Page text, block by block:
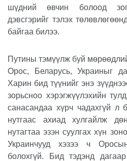
шүдний өвчин болоод
дэвсгэрийг тэлэх
байгаа билээ.
Путины тэмүүлж буй
Орос, Беларусь, Украиныг
Харин бид түүнийг энэ
зорьсноо хэрэгжүүлэхийн
санасандаа хүрч чадахгүй л
нутгаас ахиад хулгайлж
нутагтаа эзэн суулгах хүн
Украинчууд хэзээ ч
болохгүй. Бид тэдэнд